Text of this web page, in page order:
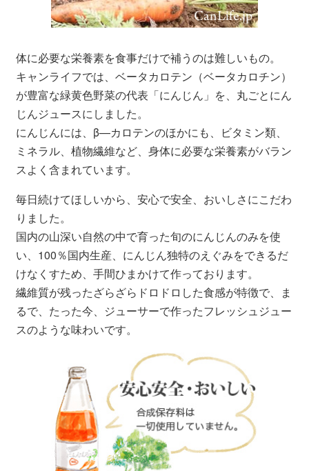
体に必要な栄養素を食事だけで補うのは難しいもの。
キャンライフでは、ベータカロテン（ベータカロチン）
が豊富な緑黄色野菜の代表「にんじん」を、丸ごとにん
じんジュースにしました。
にんじんには、β—カロテンのほかにも、ビタミン類、
ミネラル、植物繊維など、身体に必要な栄養素がバラン
スよく含まれています。
毎日続けてほしいから、安心で安全、おいしさにこだわ
りました。
国内の山深い自然の中で育った旬のにんじんのみを使
い、100％国内生産、にんじん独特のえぐみをできるだ
けなくすため、手間ひまかけて作っております。
繊維質が残ったざらざらドロドロした食感が特徴で、ま
るで、たった今、ジューサーで作ったフレッシュジュー
スのような味わいです。